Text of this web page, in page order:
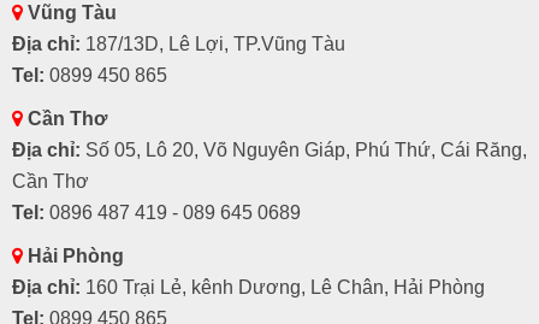
Vũng Tàu
Địa chỉ: 187/13D, Lê Lợi, TP.Vũng Tàu
Tel: 0899 450 865
Cần Thơ
Địa chỉ: Số 05, Lô 20, Võ Nguyên Giáp, Phú Thứ, Cái Răng,
Cần Thơ
Tel: 0896 487 419 - 089 645 0689
Hải Phòng
Địa chỉ: 160 Trại Lẻ, kênh Dương, Lê Chân, Hải Phòng
Tel: 0899 450 865